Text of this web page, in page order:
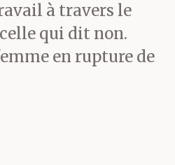
une défaite.
rien de
à travers le
qui dit non.
en rupture de